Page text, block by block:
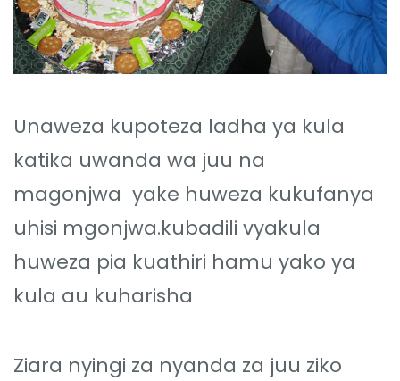
Unaweza kupoteza ladha ya kula
katika uwanda wa juu na
magonjwa yake huweza kukufanya
uhisi mgonjwa.kubadili vyakula
huweza pia kuathiri hamu yako ya
kula au kuharisha
Ziara nyingi za nyanda za juu ziko